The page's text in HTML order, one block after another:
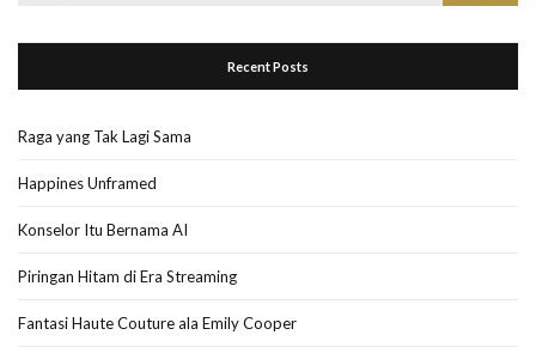
Recent Posts
Raga yang Tak Lagi Sama
Happines Unframed
Konselor Itu Bernama AI
Piringan Hitam di Era Streaming
Fantasi Haute Couture ala Emily Cooper